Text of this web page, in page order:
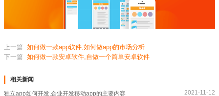
上一篇 如何做一款app软件,如何做app的市场分析
下一篇 如何做一款安卓软件,自做一个简单安卓软件
相关新闻
独立app如何开发,企业开发移动app的主要内容 2021-11-12